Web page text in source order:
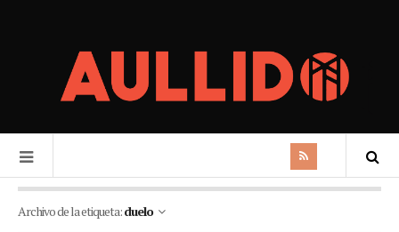
Archivo de la etiqueta:duelo